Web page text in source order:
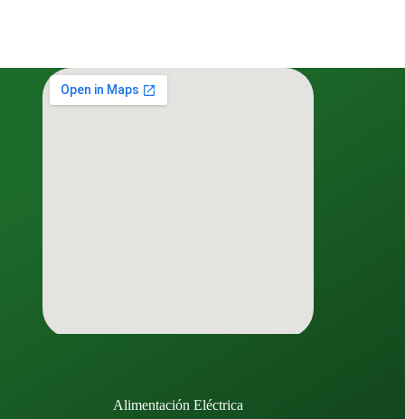
Alimentación Eléctrica